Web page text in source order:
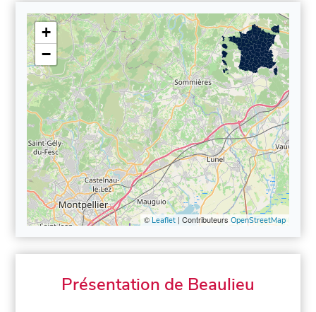
+
−
© Leaflet| Contributeurs OpenStreetMap
Présentation de Beaulieu